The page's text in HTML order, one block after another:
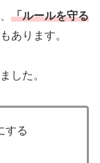
「ルールを守る
あります。
した。
する